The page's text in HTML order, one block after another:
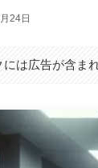
24日
は広告が含ま